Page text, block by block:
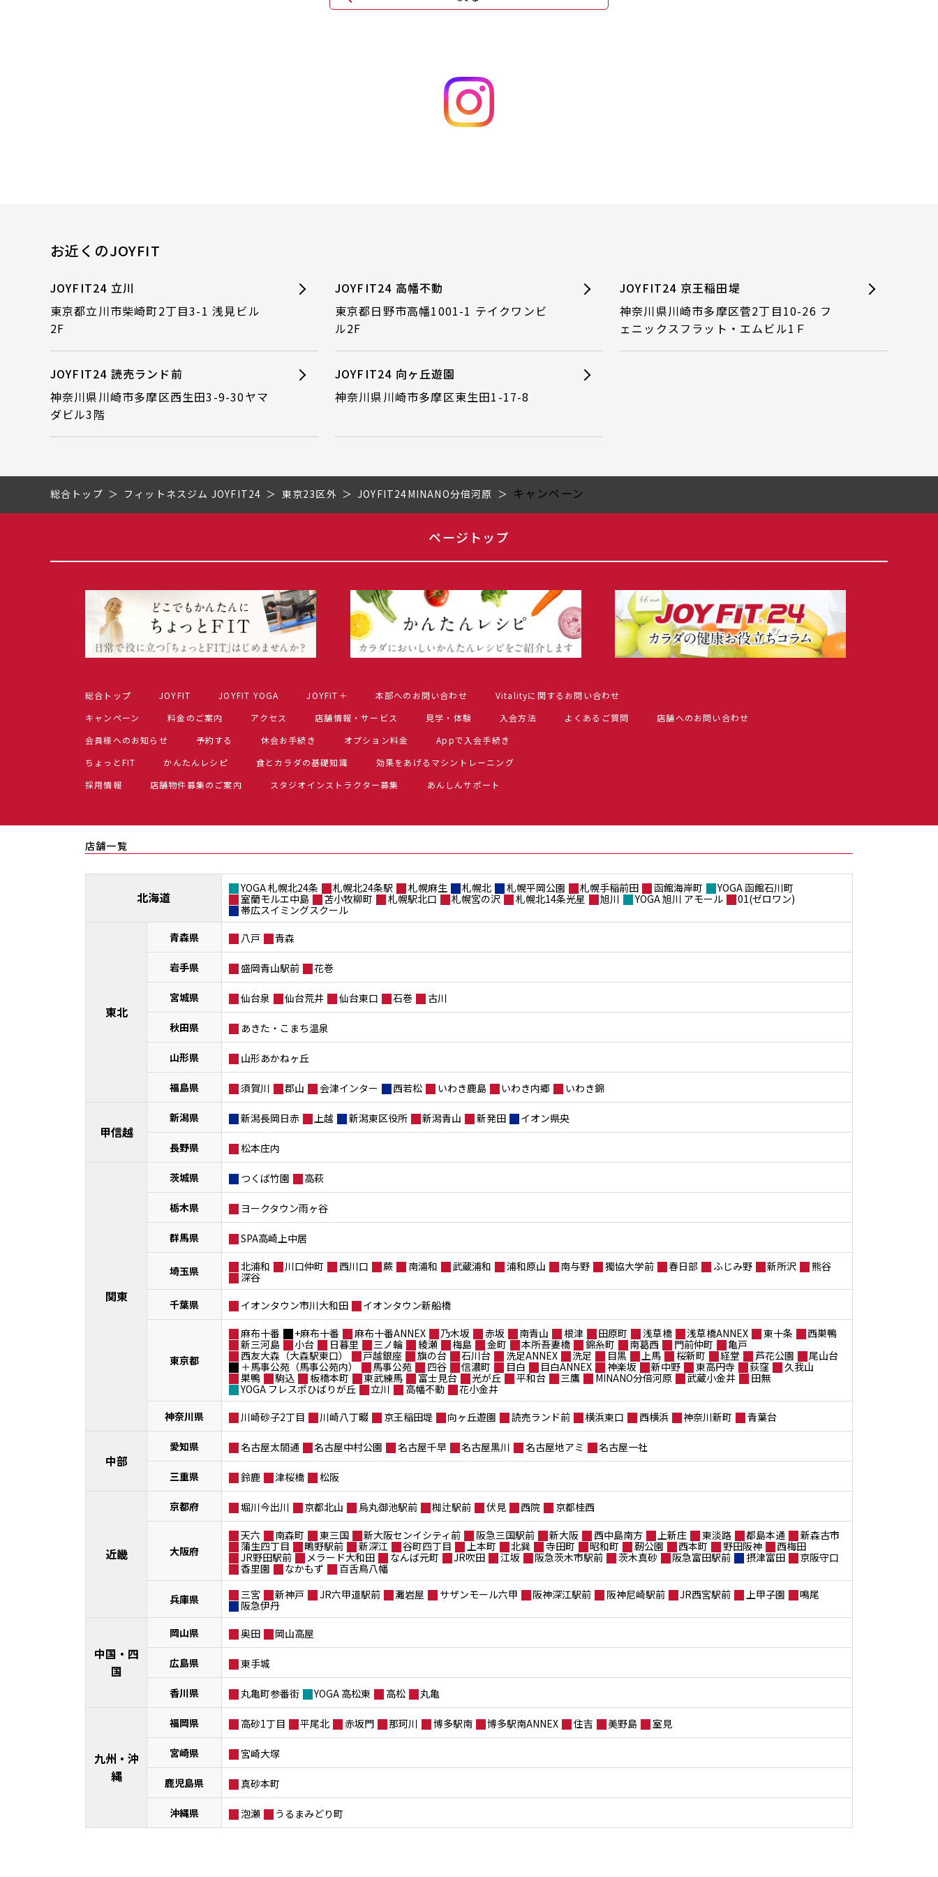
お近くのJOYFIT
JOYFIT24 立川
東京都立川市柴崎町2丁目3-1 浅見ビル
2F
JOYFIT24 高幡不動
東京都日野市高幡1001-1 テイクワンビ
ル2F
JOYFIT24 京王稲田堤
神奈川県川崎市多摩区菅2丁目10-26 フ
ェニックスフラット・エムビル1Ｆ
JOYFIT24 読売ランド前
神奈川県川崎市多摩区西生田3-9-30ヤマ
ダビル3階
JOYFIT24 向ヶ丘遊園
神奈川県川崎市多摩区東生田1-17-8
総合トップ フィットネスジム JOYFIT24 東京23区外 JOYFIT24MINANO分倍河原 キャンペーン
ページトップ
総合トップ JOYFIT JOYFIT YOGA JOYFIT＋ 本部へのお問い合わせ
Vitalityに関するお問い合わせ
キャンペーン
料金のご案内 アクセス 店舗情報・サービス 見学・体験 入会方法 よくあるご質問
店舗へのお問い合わせ
会員様へのお知らせ
予約する 休会お手続き オプション料金
Appで入会手続き
ちょっとFIT
かんたんレシピ 食とカラダの基礎知識
効果をあげるマシントレーニング
採用情報
店舗物件募集のご案内 スタジオインストラクター募集 あんしんサポート
店舗一覧
北海道
YOGA 札幌北24条 札幌北24条駅 札幌麻生 札幌北 札幌平岡公園 札幌手稲前田 函館海岸町
YOGA 函館石川町
室蘭モルエ中島
苫小牧柳町 札幌駅北口 札幌宮の沢 札幌北14条光星 旭川 YOGA 旭川 アモール
01(ゼロワン)
帯広スイミングスクール
東北
青森県 八戸 青森
岩手県 盛岡青山駅前 花巻
宮城県 仙台泉 仙台荒井 仙台東口 石巻 古川
秋田県 あきた・こまち温泉
山形県 山形あかねヶ丘
福島県 須賀川 郡山 会津インター 西若松 いわき鹿島 いわき内郷 いわき錦
甲信越
新潟県 新潟長岡日赤 上越 新潟東区役所 新潟青山 新発田 イオン県央
長野県 松本庄内
関東
茨城県 つくば竹園 高萩
栃木県 ヨークタウン雨ヶ谷
群馬県 SPA高崎上中居
埼玉県 北浦和 川口仲町 西川口 蕨 南浦和 武蔵浦和 浦和原山 南与野 獨協大学前 春日部 ふじみ野 新所沢
熊谷
深谷
千葉県
イオンタウン市川大和田 イオンタウン新船橋
東京都
麻布十番 +麻布十番 麻布十番ANNEX 乃木坂 赤坂 南青山 根津 田原町 浅草橋 浅草橋ANNEX 東十条
西巣鴨
新三河島
小台 日暮里 三ノ輪 綾瀬 梅島 金町 本所吾妻橋 錦糸町 南葛西 門前仲町
亀戸
西友大森（大森駅東口）
戸越銀座 旗の台 石川台 洗足ANNEX 洗足 目黒 上馬 桜新町 経堂 芦花公園
尾山台
＋馬事公苑（馬事公苑内）
馬事公苑 四谷 信濃町 目白 目白ANNEX 神楽坂 新中野 東高円寺 荻窪
久我山
巣鴨
駒込 板橋本町 東武練馬 富士見台 光が丘 平和台 三鷹 MINANO分倍河原 武蔵小金井
田無
YOGA フレスポひばりが丘
立川 高幡不動
花小金井
神奈川県
川崎砂子2丁目 川崎八丁畷 京王稲田堤 向ヶ丘遊園 読売ランド前 横浜東口 西横浜 神奈川新町 青葉台
中部
愛知県 名古屋太閤通 名古屋中村公園 名古屋千早 名古屋黒川 名古屋地アミ 名古屋一社
三重県 鈴鹿 津桜橋 松阪
近畿
京都府 堀川今出川 京都北山 烏丸御池駅前 椥辻駅前 伏見 西院 京都桂西
大阪府
天六 南森町 東三国 新大阪センイシティ前 阪急三国駅前 新大阪 西中島南方 上新庄 東淡路 都島本通
新森古市
蒲生四丁目
鴫野駅前 新深江 谷町四丁目 上本町 北巽 寺田町 昭和町 靭公園 西本町 野田阪神
西梅田
JR野田駅前
メラード大和田 なんば元町 JR吹田 江坂 阪急茨木市駅前 茨木真砂 阪急富田駅前 摂津富田
京阪守口
香里園
なかもず 百舌鳥八幡
兵庫県 三宮 新神戸 JR六甲道駅前 灘岩屋 サザンモール六甲 阪神深江駅前 阪神尼崎駅前 JR西宮駅前 上甲子園
鳴尾
阪急伊丹
中国・四
国
岡山県 奥田 岡山高屋
広島県 東手城
香川県 丸亀町参番街 YOGA 高松東 高松 丸亀
九州・沖
縄
福岡県 高砂1丁目 平尾北 赤坂門 那珂川 博多駅南 博多駅南ANNEX 住吉 美野島 室見
宮崎県 宮崎大塚
鹿児島県 真砂本町
沖縄県 泡瀬 うるまみどり町